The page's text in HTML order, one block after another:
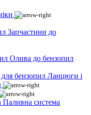
Запчастини до
Олива до бензопил
Ланцюги і
Паливна система